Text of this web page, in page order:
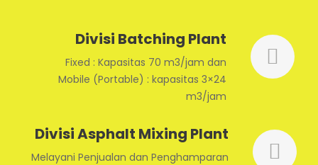
Divisi Batching Plant
Fixed : Kapasitas 70 m3/jam dan
Mobile (Portable) : kapasitas 3×24
m3/jam
Divisi Asphalt Mixing Plant
Melayani Penjualan dan Penghamparan